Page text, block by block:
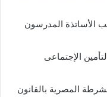
الأساتذة المدرسون
الإجتماعى
المصرية بالقانون